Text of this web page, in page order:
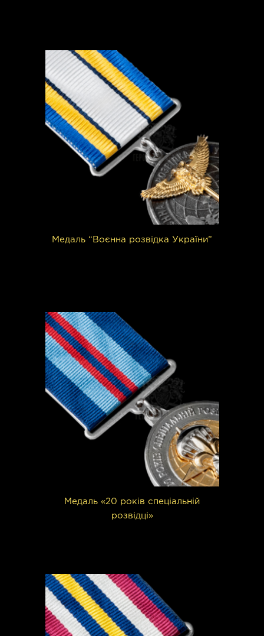
Медаль “Воєнна розвідка України”
Медаль «20 років спеціальній
розвідці»